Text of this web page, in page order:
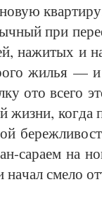
при
на­жи­тых и
жилья —
ото все­го
жиз­ни,
са­ра­ем на
сме­ло